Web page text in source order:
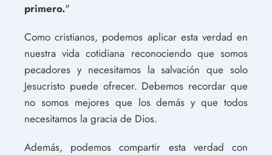
primero."
Como cristianos, podemos aplicar esta verdad en
nuestra vida cotidiana reconociendo que somos
pecadores y necesitamos la salvación que solo
Jesucristo puede ofrecer. Debemos recordar que
no somos mejores que los demás y que todos
necesitamos la gracia de Dios.
Además, podemos compartir esta verdad con